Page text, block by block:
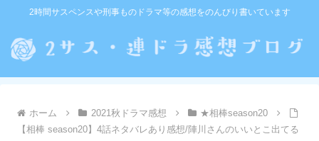
2時間サスペンスや刑事ものドラマ等の感想をのんびり書いています
ホーム 2021秋ドラマ感想
★相棒season20
【相棒 season20】4話ネタバレあり感想/陣川さんのいいとこ出てる